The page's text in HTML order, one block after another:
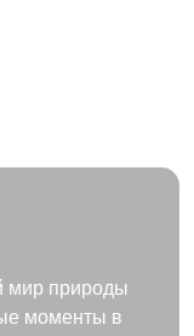
мир природы
моменты в